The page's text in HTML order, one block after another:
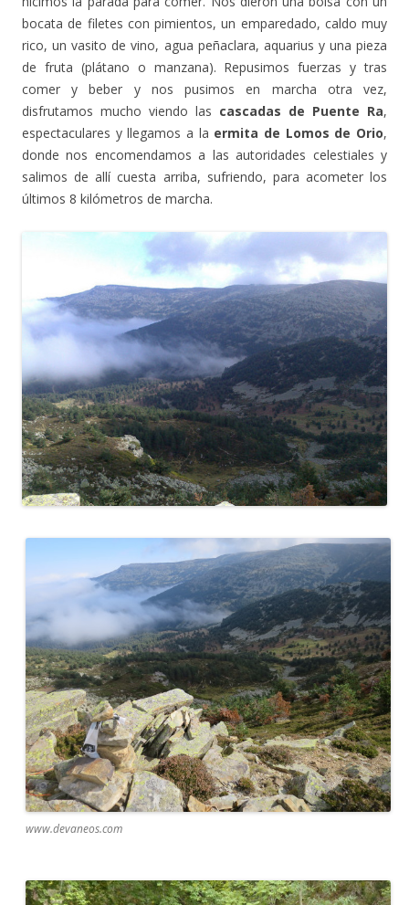
bocata de filetes con pimientos, un emparedado, caldo muy
rico, un vasito de vino, agua peñaclara, aquarius y una pieza
de fruta (plátano o manzana). Repusimos fuerzas y tras
comer y beber y nos pusimos en marcha otra vez,
disfrutamos mucho viendo las cascadas de Puente Ra,
espectaculares y llegamos a la ermita de Lomos de Orio,
donde nos encomendamos a las autoridades celestiales y
salimos de allí cuesta arriba, sufriendo, para acometer los
últimos 8 kilómetros de marcha.
www.devaneos.com